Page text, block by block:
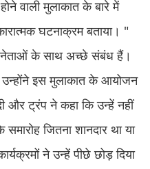
वाली मुलाकात के बारे में
घटनाक्रम बताया। "
नेताओं के साथ अच्छे संबंध हैं।
उन्होंने इस मुलाकात के आयोजन
और ट्रंप ने कहा कि उन्हें नहीं
जितना शानदार था या
ने उन्हें पीछे छोड़ दिया